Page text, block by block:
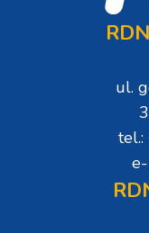
ul.